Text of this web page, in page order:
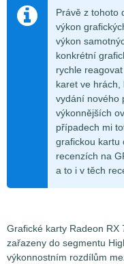
Právě z tohoto
výkon
výkon
konkrétní
rychle
karet ve
vydání nového
výkonnějších
případech mi
grafickou kartu
recenzích na
a to i v těch
Grafické karty Radeon RX
zařazeny do segmentu
výkonnostním rozdílům